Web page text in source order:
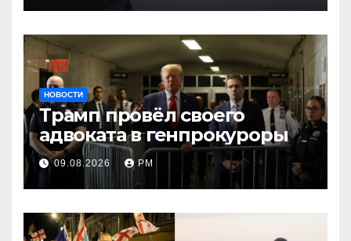
мира»
НОВОСТИ
Трамп провёл своего
адвоката в генпрокуроры
09.08.2026 РМ